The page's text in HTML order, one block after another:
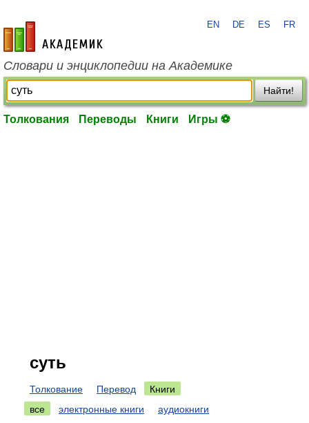
academic.ru
EN DE ES FR
Словари и энциклопедии на Академике
Найти!
Толкования Переводы Книги Игры ⚽
суть
Толкование Перевод
Книги
все
электронные книги аудиокниги